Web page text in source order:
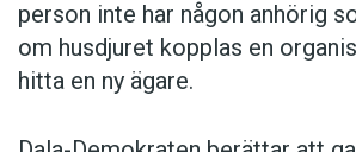
person inte har någon anhörig
om husdjuret kopplas en
hitta en ny ägare.